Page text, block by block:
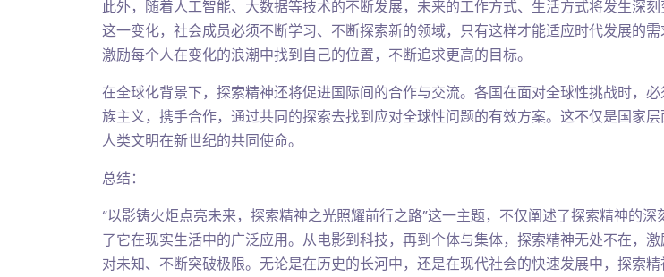
此外，随着人工智能、大数据等技术的不断发展，未来的工作方式、生活方式将发生深
这一变化，社会成员必须不断学习、不断探索新的领域，只有这样才能适应时代发展的
激励每个人在变化的浪潮中找到自己的位置，不断追求更高的目标。
在全球化背景下，探索精神还将促进国际间的合作与交流。各国在面对全球性挑战时，
族主义，携手合作，通过共同的探索去找到应对全球性问题的有效方案。这不仅是国家
人类文明在新世纪的共同使命。
总结：
“以影铸火炬点亮未来，探索精神之光照耀前行之路”这一主题，不仅阐述了探索精神的深
了它在现实生活中的广泛应用。从电影到科技，再到个体与集体，探索精神无处不在，
对未知、不断突破极限。无论是在历史的长河中，还是在现代社会的快速发展中，探索